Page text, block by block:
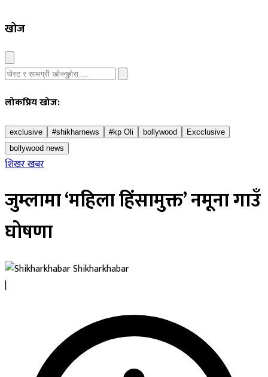
खोज
लोकप्रिय खोज:
exclusive #shikharnews #kp Oli bollywood
Excclusive
bollywood news
शिखर खबर
जुम्लामा ‘महिला हिंसामुक्त’ नमूना गाउँ
घोषणा
Shikharkhabar
|